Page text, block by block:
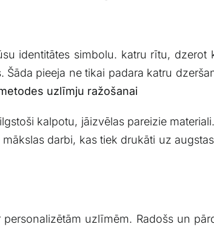
identitātes simbolu. katru rītu,
Šāda pieeja ne tikai padara katru
uzlīmju‍ ražošanai
kalpotu, jāizvēlas ⁣pareizie
darbi, kas tiek drukāti uz
uzlīmēm. Radošs un